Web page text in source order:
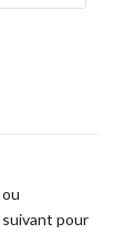
pour